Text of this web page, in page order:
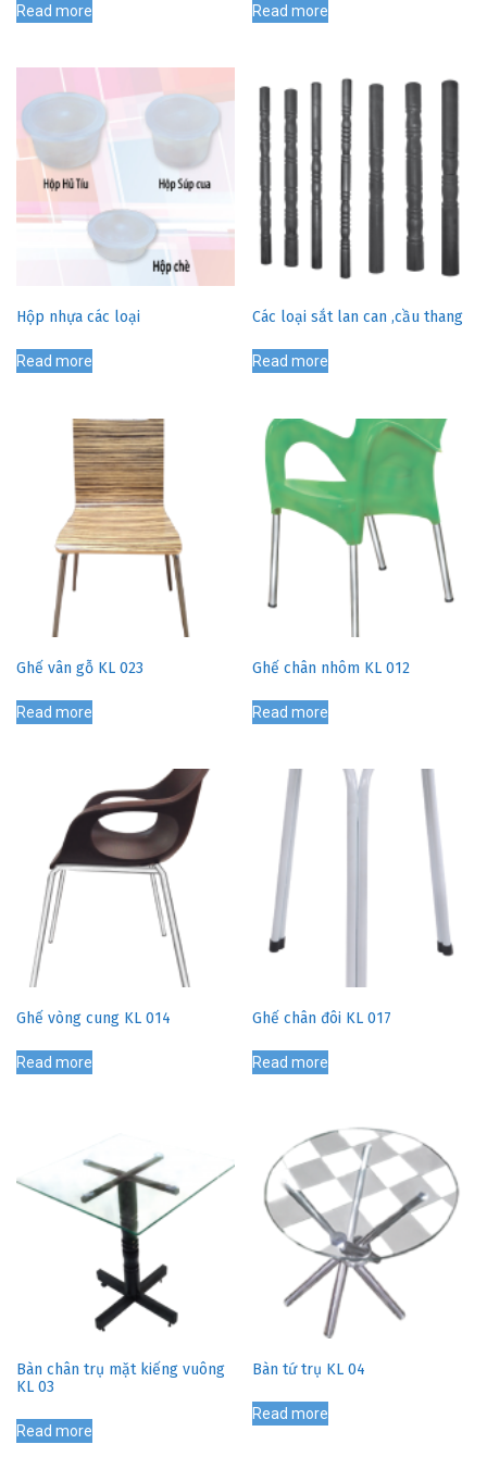
Read more Read more
Hộp nhựa các loại
Read more
Các loại sắt lan can ,cầu thang
Read more
Ghế vân gỗ KL 023
Read more
Ghế chân nhôm KL 012
Read more
Ghế vòng cung KL 014
Read more
Ghế chân đôi KL 017
Read more
Bàn chân trụ mặt kiếng vuông
KL 03
Read more
Bàn tứ trụ KL 04
Read more